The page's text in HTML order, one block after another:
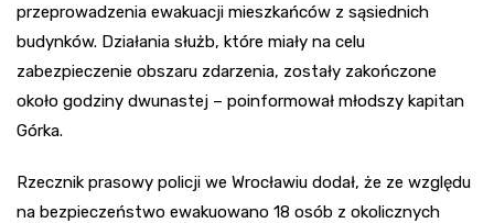
przeprowadzenia ewakuacji mieszkańców z sąsiednich
budynków. Działania służb, które miały na celu
zabezpieczenie obszaru zdarzenia, zostały zakończone
około godziny dwunastej – poinformował młodszy kapitan
Górka.
Rzecznik prasowy policji we Wrocławiu dodał, że ze względu
na bezpieczeństwo ewakuowano 18 osób z okolicznych